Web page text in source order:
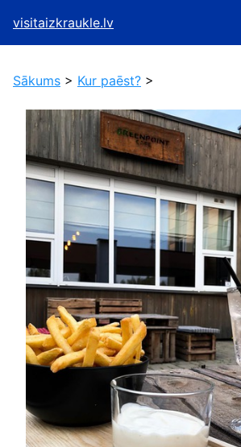
visitaizkraukle.lv
Sākums > Kur paēst? >